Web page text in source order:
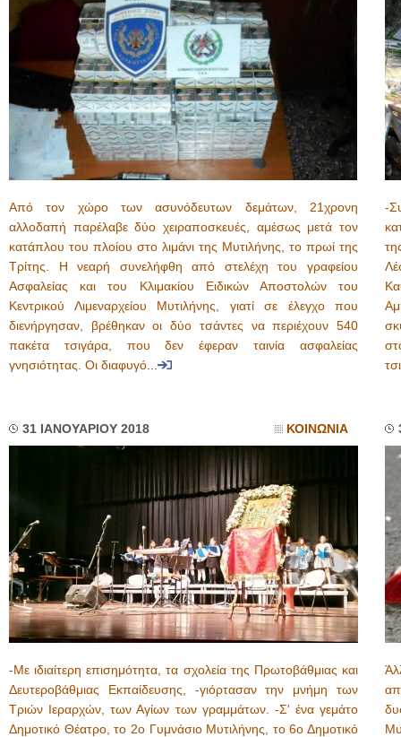
Από τον χώρο των ασυνόδευτων δεμάτων, 21χρονη
αλλοδαπή παρέλαβε δύο χειραποσκευές, αμέσως μετά τον
κατάπλου του πλοίου στο λιμάνι της Μυτιλήνης, το πρωί της
Τρίτης. Η νεαρή συνελήφθη από στελέχη του γραφείου
Ασφαλείας και του Κλιμακίου Ειδικών Αποστολών του
Κεντρικού Λιμεναρχείου Μυτιλήνης, γιατί σε έλεγχο που
διενήργησαν, βρέθηκαν οι δύο τσάντες να περιέχουν 540
πακέτα τσιγάρα, που δεν έφεραν ταινία ασφαλείας
γνησιότητας. Οι διαφυγό...
-
31 ΙΑΝΟΥΑΡΙΟΥ 2018 ΚΟΙΝΩΝΙΑ
-Με ιδιαίτερη επισημότητα, τα σχολεία της Πρωτοβάθμιας και
Δευτεροβάθμιας Εκπαίδευσης, -γιόρτασαν την μνήμη των
Τριών Ιεραρχών, των Αγίων των γραμμάτων. -Σ' ένα γεμάτο
Δημοτικό Θέατρο, το 2ο Γυμνάσιο Μυτιλήνης, το 6ο Δημοτικό